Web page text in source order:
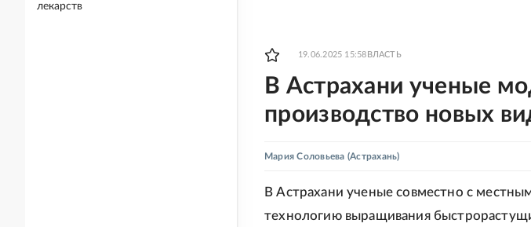
19.06.2025 15:58 ВЛАСТЬ
В Астрахани ученые
производство новых
Мария Соловьева (Астрахань)
В Астрахани ученые совместно с
технологию выращивания
лекарств